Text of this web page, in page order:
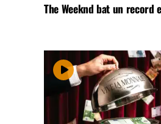
The Weeknd bat un record